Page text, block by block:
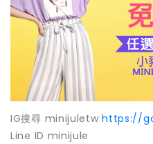
IG搜尋 minijuletwhttps://
Line ID minijule